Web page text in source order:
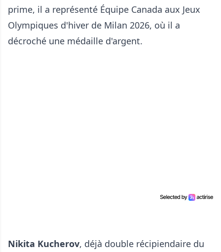
prime, il a représenté Équipe Canada aux Jeux
Olympiques d'hiver de Milan 2026, où il a
décroché une médaille d'argent.
Nikita Kucherov, déjà double récipiendaire du